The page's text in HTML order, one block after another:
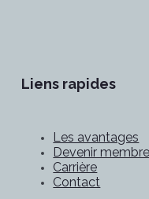
Liens rapides
Les avantages
Devenir membre
Carrière
Contact